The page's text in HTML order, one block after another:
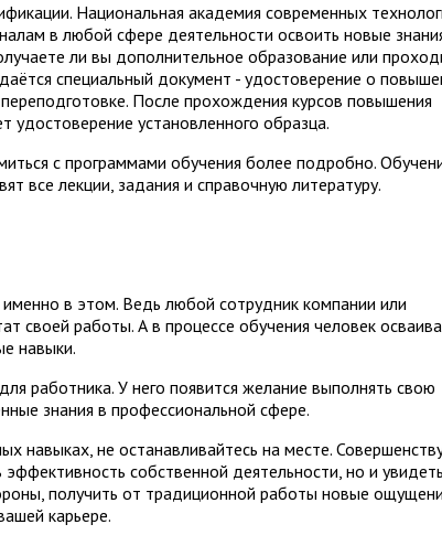
Национальная академия современных
в любой сфере деятельности освоить новые
ли вы дополнительное образование или
специальный документ - удостоверение о
После прохождения курсов повышения
удостоверение установленного образца.
с программами обучения более подробно.
все лекции, задания и справочную литературу.
в этом. Ведь любой сотрудник компании или
своей работы. А в процессе обучения человек
навыки.
работника. У него появится желание выполнять свою
знания в профессиональной сфере.
навыках, не останавливайтесь на месте.
собственной деятельности, но и увидеть
получить от традиционной работы новые
карьере.